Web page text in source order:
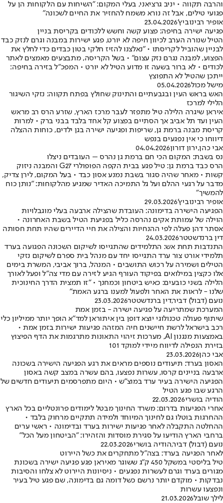
והרבה תקווה • יניב גרציאני, בעלי המקום: "השיחות עם הלקוחות הן על
פגועי טילים, אבל זה נורא משמח להחזיר את החיים לשכונה"
אופיר רבינוביץ'23.04.2026
פגיעה ישירה בחיפה: פצוע קשה וחשש ללכודים בקריסת בניין
הטיל שנורה הערב לכיוון חיפה לא יורט, פגע ישירות במבנה וגרם לנזק כבד
לבניין שהוביל לקריסתו • "נאלצנו להזיז חלקי בטון כבדים כדי לחלץ את
הפצוע, למבנה נגרם נזק עצום" • בשל הקריסה, מתבצעים מאמצים לאתר
לכודים • לא ברור בשעה זו מדוע הטיל לא יורט • המפכ"ל בזירה בחיפה:
ייתכן שהטיל לא התפוצץ
מישל מכול05.04.2026
האש בראש העין ובגבעתיים והתינוק שחולץ בפתח תקווה: נזקי השיגור
הלילי למרכז
איראן שיגרה הלילה טיל מתפזר לעבר מרכז הארץ, שזרע הרס רב מראש
העין ועד תל אביב אך הסתיים בפצוע קל אחד בלבד בבני ברק • למרות
קריסת מבנה ברמת גן, שריפות ופגיעה ישירה בגן ילדים, כוחות ההצלה
דיווחו כי אין נפגעים בנפש
אבי כהן,ירון דורון04.04.2026
נס בשבת: המקום הכי חם ברמת גן נהרס – העובדים ניצלו
הרס כבד ברמת גן: טיל פגע בבית הקפה הפופולרי G27 והמבנה ניזוק
קשות • מאחר שהיה סגור בשבת נמנע אסון כבד • בעל המקום, לירן צדיק,
מדבר על רגעי ההלם ועל גל התמיכה האדיר שמגיע מהלקוחות: "נותן כוח
להמשיך"
אופיר רבינוביץ'29.03.2026
הפגיעה הישירה בדימונה: העובדת שהצילה ארבעה בעלי מוגבלויות
הוילה של עמותת אקים נהרסה כליל בפגיעת הטיל בשבת האחרונה •
אסתר דהן פעלה לפי ההנחיות והצילה את חיי הדיירים שהיו תחת חסותה
דין ברנדשטטר24.03.2026
התנדבות תחת אש: התלמידים שהתגייסו לשיקום השכונה הפגועה בערד
תלמידי אורט צור ערד התגייסו יחד עם מנהל בית ספרם לשיקום נזקי
הטילים ושמירה על רכוש התושבים • המנהל, ברוך אביבי, המשרת בימים
אלו כקצין במילואים בפיקוד העורף הגיע לזירה עם מדי צה"ל ופעל לאורך
הלילה בשני כובעים: כאיש ביטחון וכמחנך • "זו תמצית הדרך החינוכית
שלנו - לראות את האחר ולפעול למענו ברגע האמת"
נועם (דבול) דביר,דין ברנדשטטר23.03.2026
המערכת שמתריעה על פגיעה ישירה - בזמן אמת
שיתוף פעולה טכנולוגי יוצא דופן בין איתוראן למד"א הופך יותר ממיליון כלי
רכב בישראל לרשת חיישנים חיה המזהה פגיעות ישירות בזמן אמת •
באמצעות מנגנון AI, מערכות זיהוי התאונות מתרגמות את הדף הפיצוץ
בזירת הנפילה לדיווח מיידי למוקד 101
אבי כהן23.03.2026
האסון בערד: תיעודים נוספים מראים את רגע הפגיעה הישירה בשכונה
ארבעה בניינים קרסו, עשרות נפצעו, בהם עשרה במצב קשה באסון
הפגיעה הישירה בעיר ערד במוצ"ש • היום מתפרסמים תיעודים חדשים של
הרגע שבו פגע הטיל
הודיה בושרי22.03.2026
אחרי הפגיעות בדרום: משרד החינוך מבטל לימודים פרונטליים בכל הארץ
ההחרגות בוטלו גם לחינוך המיוחד ולמידה תתקיים מרחוק בלבד •
ההחלטה התקבלה לאחר פגיעות ישירות בערד ובדימונה • ראשי ערים
ברחבי הארץ הודיעו על סגירת מוסדות והזהירו: "הביטחון מעל הכל"
נועם (דבול) דביר,הודיה בושרי22.03.2026
לאחר הפגיעה בערד: בצה"ל מתחקרים את כשל היירוט
טיל בליסטי במשקל 450 ק"ג ששוגר מאיראן פגע פגיעה ישירה בשכונת
מגורים בערד וגרם לעשרות נפגעים • ניסיונות היירוט לא צלחו והסיבות
נבדקות • מוקדם יותר נרשם כשל דומה גם בדימונה, שם פגע טיל בעיר
ונפצעו עשרות
לילך שובל21.03.2026